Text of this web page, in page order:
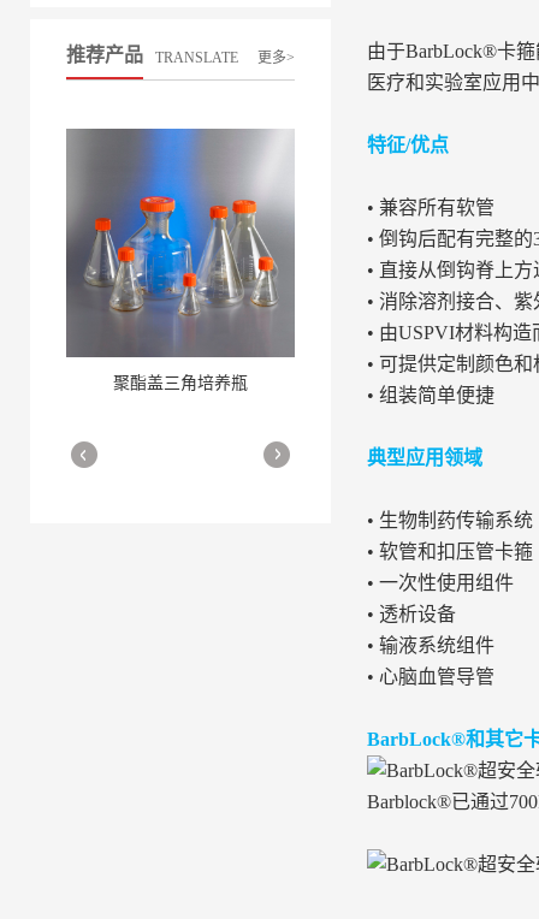
推荐产品 TRANSLATE 更多>
聚酯盖三角培养瓶
三角培养瓶
More
由于BarbLock®卡
医疗和实验室应用
特征/优点
• 兼容所有软管
• 倒钩后配有完整
• 直接从倒钩脊上
• 消除溶剂接合、
• 由USPVI材料构造
• 可提供定制颜色
• 组装简单便捷
典型应用领域
• 生物制药传输系统
• 软管和扣压管卡箍
• 一次性使用组件
• 透析设备
• 输液系统组件
• 心脑血管导管
BarbLock®和其它
Barblock®已通过